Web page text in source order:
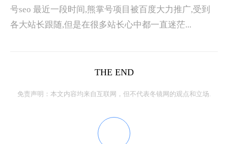
号seo 最近一段时间,熊掌号项目被百度大力推广,受到
各大站长跟随,但是在很多站长心中都一直迷茫...
THE END
免责声明：本文内容均来自互联网，但不代表冬镜网的观点和立场.